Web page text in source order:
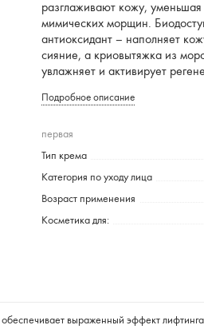
разглаживают кожу, уменьшая
мимических морщин.
антиоксидант – наполняет
сияние, а криовытяжка из
увлажняет и активирует
Подробное описание
первая
Тип крема
Категория по уходу лица
Возраст применения
Косметика для:
выраженный эффект